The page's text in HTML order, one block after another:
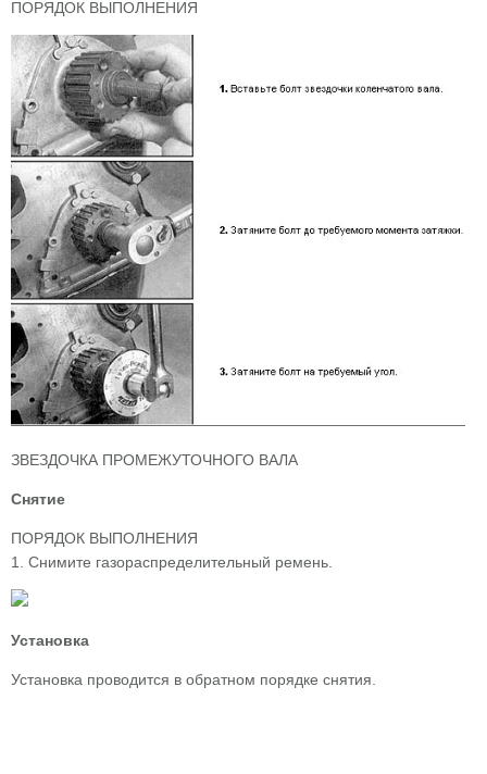
ПОРЯДОК ВЫПОЛНЕНИЯ
ЗВЕЗДОЧКА ПРОМЕЖУТОЧНОГО ВАЛА
Снятие
ПОРЯДОК ВЫПОЛНЕНИЯ
1. Снимите газораспределительный ремень.
Установка
Установка проводится в обратном порядке снятия.